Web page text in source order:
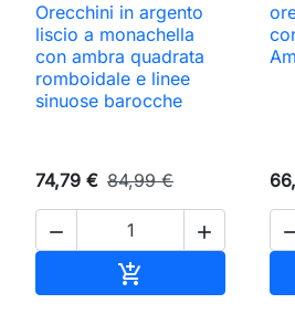
Orecchini in argento
liscio a monachella
con ambra quadrata
romboidale e linee
sinuose barocche
74,79 € 84,99 €
 
